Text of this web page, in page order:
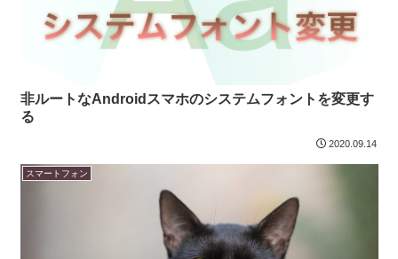
非ルートなAndroidスマホのシステムフォントを変更す
る
2020.09.14
スマートフォン